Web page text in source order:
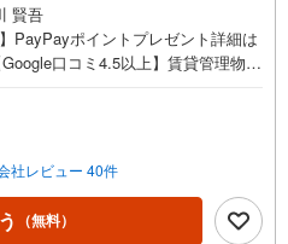
賢吾
PayPayポイントプレゼント詳細は
口コミ4.5以上】賃貸管理物件
ンを購入する際、最大のリスクは
がいくら高かろうとも、空室が続
た餅になってしまいます。弊社で
、人気エリアのお薦め物件はもち
ニーズに合った人気のお部屋等、賃
培ってきた知識と経験を基に物件を
社レビュー 40件
（無料）